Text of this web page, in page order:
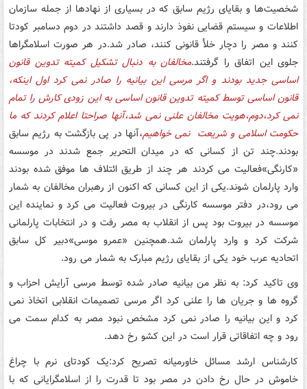
شخصیت‌ها و بقایای رژیم سابق که در بسیاری از نهادها از جمله سازمان
اطلاعات و سیستم قضایی نفوذ دارند و قصد داشتند در دوم دسامبر کودتا
کنند و مصر را دچار خلأ قانونی کنند، صادر شد.در هر صورت اسلامگراها
جلوی این اتفاق را گرفتند.مخالفان به دنبال تشکیل کمیته تدوین قانون
اساسی جدید بودند و اگر مرسی این بیانیه را صادر نمی کرد اول اینکه،
قانون اساسی توسط کمیته تدوین قانون اساسی به این زودی کارش را تمام
نمی کرد،دوم،هویت مخالفان علنی نمی شد،آنها صراحتا اعلام کردند که ما
حکومت اسلامی و شریعت نمی خواهیم،آنها در پی بازگشت به رژیم سابق
بودند.چند تن از کسانی که در میدان التحریر جمع شدند در موسسه
«کارنگی»فعالیت می کردند هر چند از طریق ائتلاف ها موفق شده بودند
وارد پارلمان شوند.یکی از این کسانی که اکنون از رهبران مخالفان به شمار
می رود،در دفتر موسسه کارنگی در بیروت فعالیت می کرد و نماینده این
موسسه در بیروت بود پس از انقلاب به مصر رفت و در انتخابات پارلمانی
شرکت کرد و وارد پارلمان شد.همچنین «عمرو موسی»دبیر کل سابق
اتحادیه عرب خود یکی از بقایای رژیم مبارک به شمار می رود.
وی تاکید کرد: به نظر من بیانیه صادر شده توسط مرسی آرایش احزاب و
گروه ها و جریان ها را علنی کرد اگر مرسی تصمیمات انقلابی اتخاذ نمی
کرد و این بیانیه را صادر نمی کرد مشخص نبود مصر به کدام سمت می
رود و چه اتفاقاتی قرار است در این کشو رخ دهد.
کارشناس ارشد مسائل خاورمیانه تصریح کرد:یک کودتای نرم با چراغ
خاموش در حال رخ دادن در مصر بود تا قدرت را از اسلامگرایانی که با